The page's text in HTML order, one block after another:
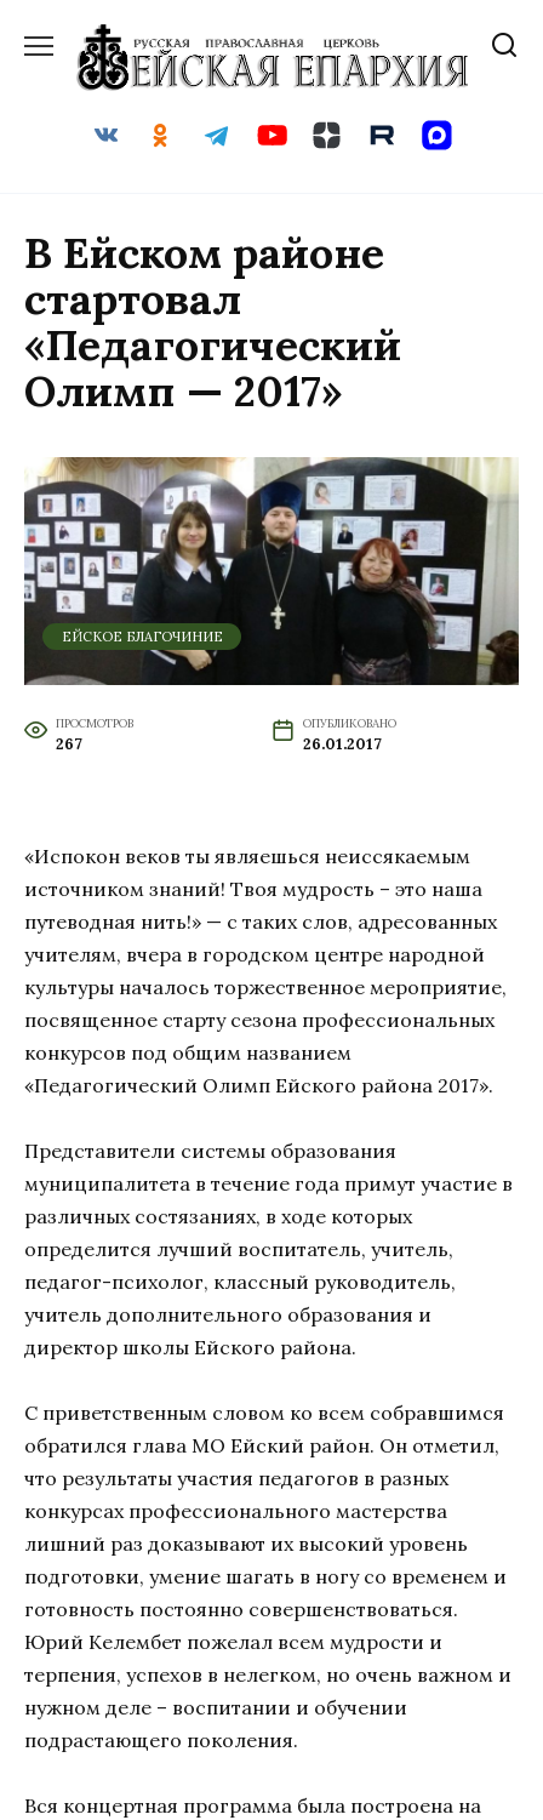
содержанию
В Ейском районе
стартовал
«Педагогический
Олимп — 2017»
ЕЙСКОЕ БЛАГОЧИНИЕ
ПРОСМОТРОВ
267
ОПУБЛИКОВАНО
26.01.2017
«Испокон веков ты являешься неиссякаемым
источником знаний! Твоя мудрость – это наша
путеводная нить!» — с таких слов, адресованных
учителям, вчера в городском центре народной
культуры началось торжественное мероприятие,
посвященное старту сезона профессиональных
конкурсов под общим названием
«Педагогический Олимп Ейского района 2017».
Представители системы образования
муниципалитета в течение года примут участие в
различных состязаниях, в ходе которых
определится лучший воспитатель, учитель,
педагог-психолог, классный руководитель,
учитель дополнительного образования и
директор школы Ейского района.
С приветственным словом ко всем собравшимся
обратился глава МО Ейский район. Он отметил,
что результаты участия педагогов в разных
конкурсах профессионального мастерства
лишний раз доказывают их высокий уровень
подготовки, умение шагать в ногу со временем и
готовность постоянно совершенствоваться.
Юрий Келембет пожелал всем мудрости и
терпения, успехов в нелегком, но очень важном и
нужном деле – воспитании и обучении
подрастающего поколения.
Вся концертная программа была построена на